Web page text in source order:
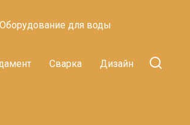
Оборудование для воды
Сварка Дизайн